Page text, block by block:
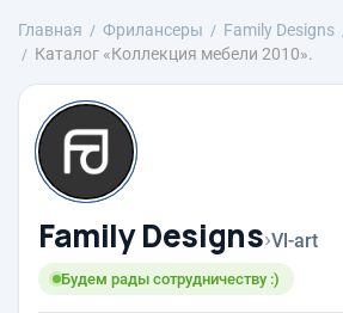
Главная Фрилансеры Family Designs
Каталог «Коллекция мебели 2010».
Family Designs›Vl-art
Будем рады сотрудничеству :)